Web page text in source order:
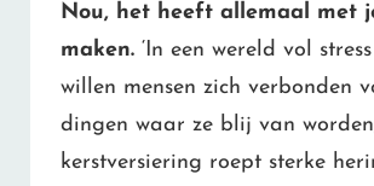
Nou, het heeft allemaal met
maken. ‘In een wereld vol
willen mensen zich verbonden
dingen waar ze blij van
kerstversiering roept sterke